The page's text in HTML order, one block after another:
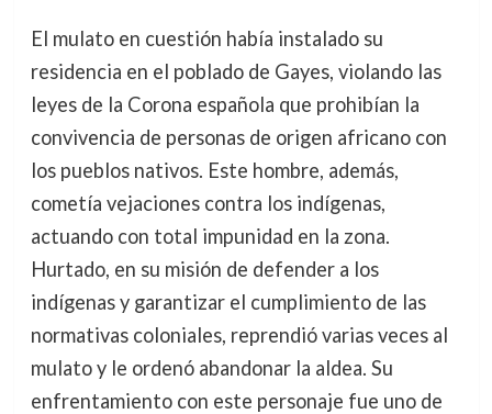
El mulato en cuestión había instalado su
residencia en el poblado de Gayes, violando las
leyes de la Corona española que prohibían la
convivencia de personas de origen africano con
los pueblos nativos. Este hombre, además,
cometía vejaciones contra los indígenas,
actuando con total impunidad en la zona.
Hurtado, en su misión de defender a los
indígenas y garantizar el cumplimiento de las
normativas coloniales, reprendió varias veces al
mulato y le ordenó abandonar la aldea. Su
enfrentamiento con este personaje fue uno de